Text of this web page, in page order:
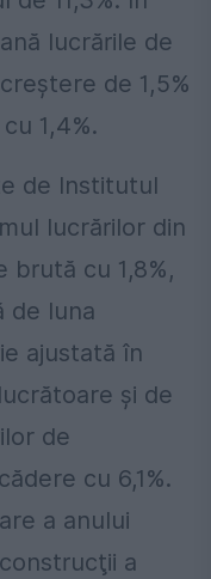
lucrările de
de 1,5%
1,4%.
de Institutul
lucrărilor din
brută cu 1,8%,
de luna
ajustată în
şi de
de
cu 6,1%.
a anului
a